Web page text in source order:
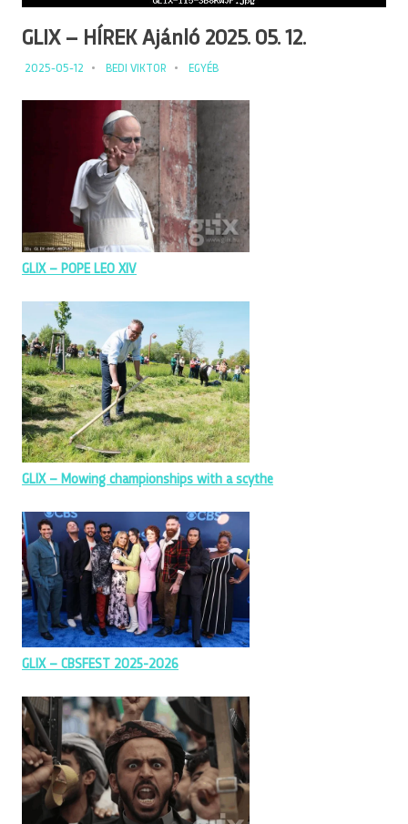
GLIX – HÍREK Ajánló 2025. 05. 12.
2025-05-12 BEDI VIKTOR EGYÉB
GLIX – POPE LEO XIV
GLIX – Mowing championships with a scythe
GLIX – CBSFEST 2025-2026